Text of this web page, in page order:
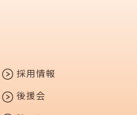
採用情報
後援会